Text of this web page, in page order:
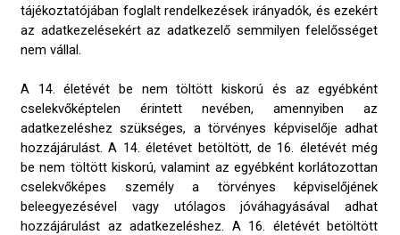
tájékoztatójában foglalt rendelkezések irányadók, és ezekért
az adatkezelésekért az adatkezelő semmilyen felelősséget
nem vállal.
A 14. életévét be nem töltött kiskorú és az egyébként
cselekvőképtelen érintett nevében, amennyiben az
adatkezeléshez szükséges, a törvényes képviselője adhat
hozzájárulást. A 14. életévet betöltött, de 16. életévét még
be nem töltött kiskorú, valamint az egyébként korlátozottan
cselekvőképes személy a törvényes képviselőjének
beleegyezésével vagy utólagos jóváhagyásával adhat
hozzájárulást az adatkezeléshez. A 16. életévét betöltött